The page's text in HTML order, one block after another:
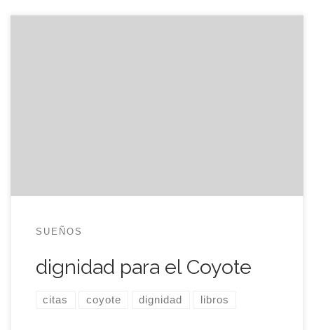
SUEÑOS
dignidad para el Coyote
citas coyote dignidad libros